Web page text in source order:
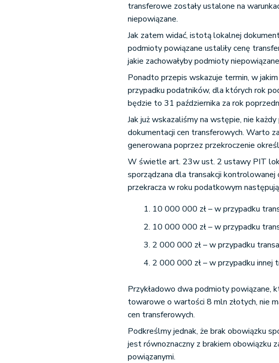
transferowe zostały ustalone na
niepowiązane.
Jak zatem widać, istotą lokalnej
podmioty powiązane ustaliły cenę
jakie zachowałyby podmioty
Ponadto przepis wskazuje termin, w
przypadku podatników, dla których rok
będzie to 31 października za rok
Jak już wskazaliśmy na wstępie, nie
dokumentacji cen transferowych. Warto
generowana poprzez przekroczenie
W świetle art. 23w ust. 2 ustawy PIT
sporządzana dla transakcji
przekracza w roku podatkowym
10 000 000 zł – w przypadku
10 000 000 zł – w przypadku
2 000 000 zł – w przypadku
2 000 000 zł – w przypadku innej
Przykładowo dwa podmioty powiązane,
towarowe o wartości 8 mln złotych, nie
cen transferowych.
Podkreślmy jednak, że brak obowiązku
jest równoznaczny z brakiem obowiązku
powiązanymi.